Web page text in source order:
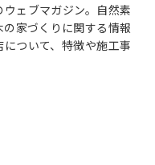
ウェブマガジン。自然素
家づくりに関する情報
ついて、特徴や施工事